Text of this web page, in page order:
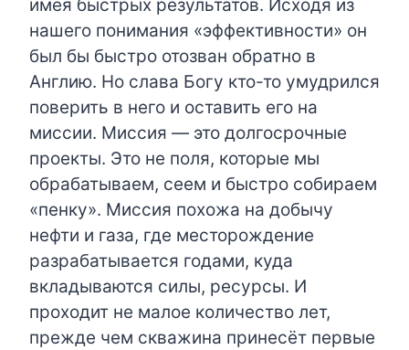
имея быстрых результатов. Исходя из
нашего понимания «эффективности» он
был бы быстро отозван обратно в
Англию. Но слава Богу кто-то умудрился
поверить в него и оставить его на
миссии. Миссия — это долгосрочные
проекты. Это не поля, которые мы
обрабатываем, сеем и быстро собираем
«пенку». Миссия похожа на добычу
нефти и газа, где месторождение
разрабатывается годами, куда
вкладываются силы, ресурсы. И
проходит не малое количество лет,
прежде чем скважина принесёт первые